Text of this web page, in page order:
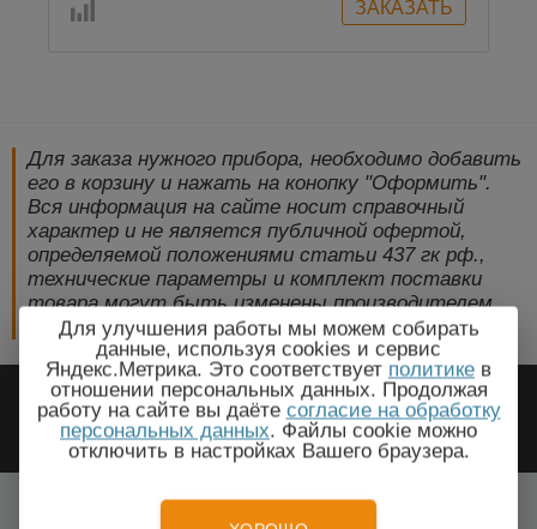
Для заказа нужного прибора, необходимо добавить
его в корзину и нажать на конопку "Оформить".
Вся информация на сайте носит справочный
характер и не является публичной офертой,
определяемой положениями статьи 437 гк рф.,
технические параметры и комплект поставки
товара могут быть изменены производителем
без предварительного уведомления!
2009-2026 © ЭлектроПрогресс -
Электротехническое оборудование
Красноярск, Красноярский край
Для улучшения работы мы можем собирать
данные, используя cookies и сервис
Яндекс.Метрика. Это соответствует политике в
отношении персональных данных. Продолжая
работу на сайте вы даёте согласие на обработку
персональных данных. Файлы cookie можно
отключить в настройках Вашего браузера.